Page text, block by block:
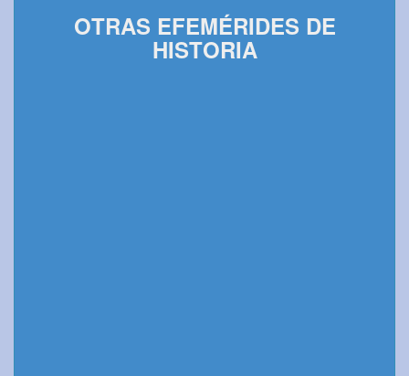
OTRAS EFEMÉRIDES DE
HISTORIA